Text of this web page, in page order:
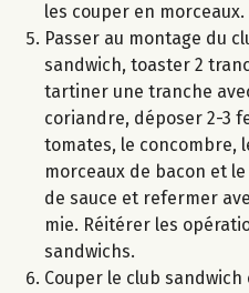
les couper en morceaux.
Passer au montage du
sandwich, toaster 2
tartiner une tranche
coriandre, déposer 2-3
tomates, le concombre,
morceaux de bacon et
de sauce et refermer
mie. Réitérer les
sandwichs.
Couper le club